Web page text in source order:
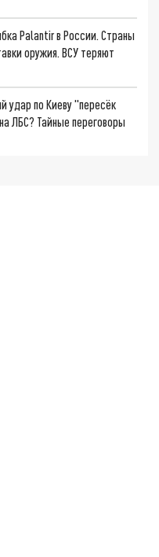
Palantir в России. Страны
оружия. ВСУ теряют
удар по Киеву "пересёк
ЛБС? Тайные переговоры